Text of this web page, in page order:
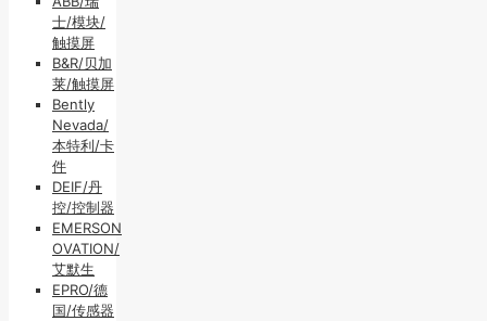
士/模块/
触摸屏
B&R/贝加
莱/触摸屏
Bently
Nevada/
本特利/卡
件
DEIF/丹
控/控制器
EMERSON
OVATION/
艾默生
EPRO/德
国/传感器